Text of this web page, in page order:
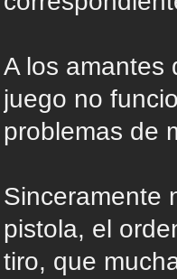
A los amantes
juego no
problemas de
Sinceramente
pistola, el
tiro, que